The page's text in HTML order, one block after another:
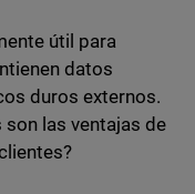
útil para
datos
duros externos.
son las ventajas de